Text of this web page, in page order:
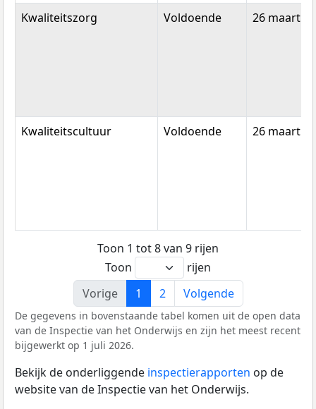
Kwaliteitszorg Voldoende 26 maart
Kwaliteitscultuur Voldoende 26 maart
Toon 1 tot 8 van 9 rijen
Toon
rijen
Vorige
1 2 Volgende
De gegevens in bovenstaande tabel komen uit de open data
van de Inspectie van het Onderwijs en zijn het meest recent
bijgewerkt op 1 juli 2026.
Bekijk de onderliggende inspectierapporten op de
website van de Inspectie van het Onderwijs.